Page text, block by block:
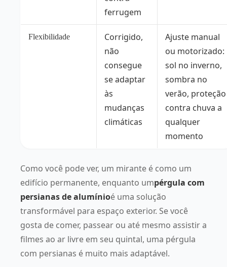
ferrugem
Flexibilidade
Corrigido,
não
consegue
se adaptar
às
mudanças
climáticas
Ajuste manual
ou motorizado:
sol no inverno,
sombra no
verão, proteção
contra chuva a
qualquer
momento
Como você pode ver, um mirante é como um
edifício permanente, enquanto umpérgula com
persianas de alumínioé uma solução
transformável para espaço exterior. Se você
gosta de comer, passear ou até mesmo assistir a
filmes ao ar livre em seu quintal, uma pérgula
com persianas é muito mais adaptável.